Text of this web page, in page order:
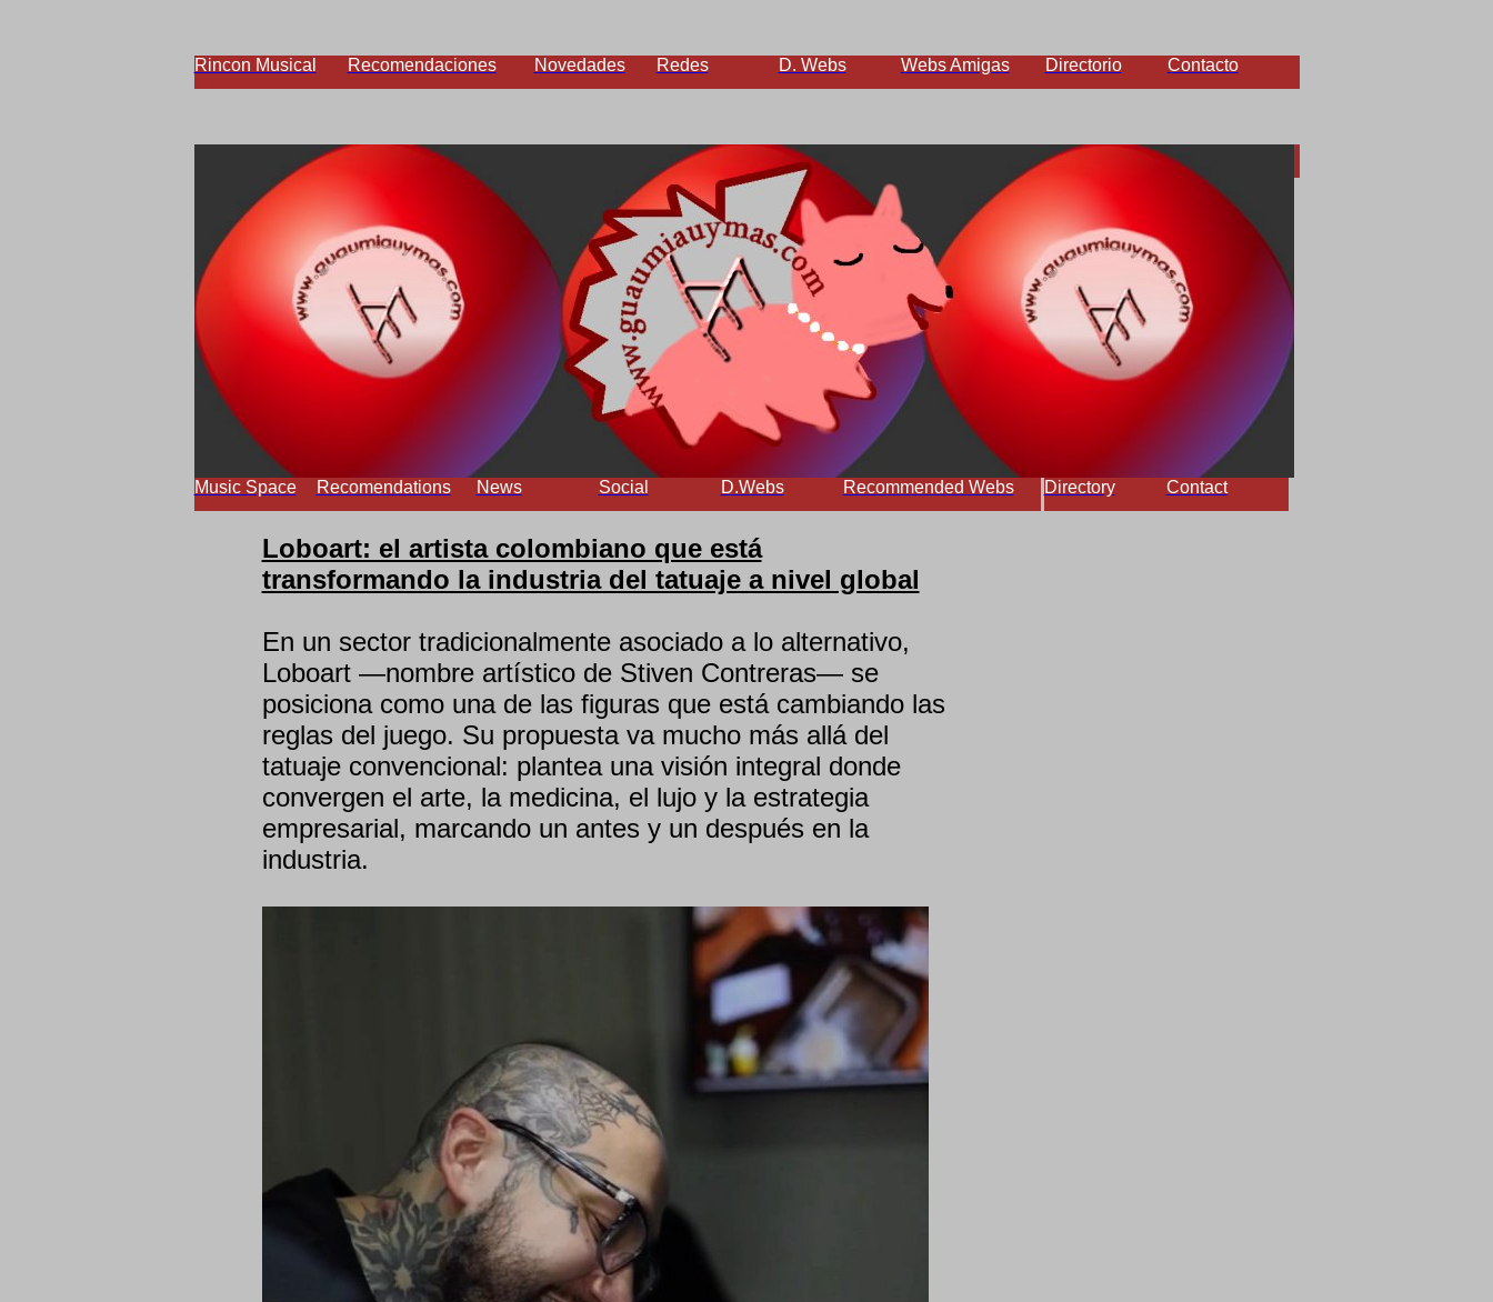
Rincon Musical Recomendaciones Novedades Redes D. Webs Webs Amigas Directorio Contacto
Music Space Recomendations News Social D.Webs Recommended Webs Directory Contact
Loboart: el artista colombiano que está
transformando la industria del tatuaje a nivel global
En un sector tradicionalmente asociado a lo alternativo,
Loboart —nombre artístico de Stiven Contreras— se
posiciona como una de las figuras que está cambiando las
reglas del juego. Su propuesta va mucho más allá del
tatuaje convencional: plantea una visión integral donde
convergen el arte, la medicina, el lujo y la estrategia
empresarial, marcando un antes y un después en la
industria.